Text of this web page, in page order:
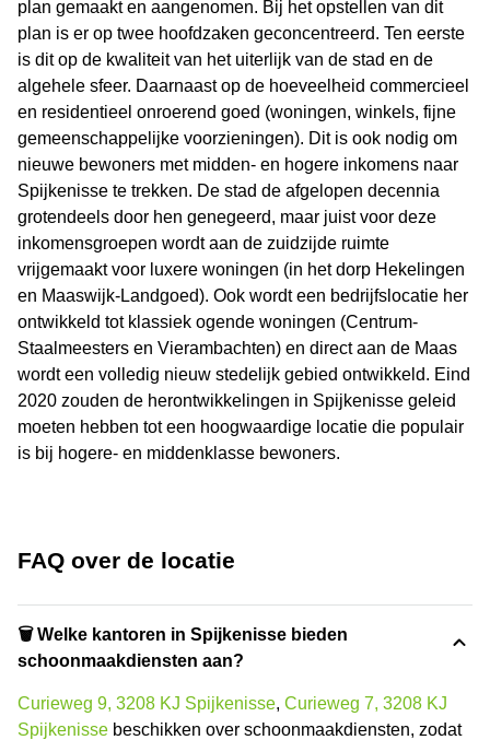
plan gemaakt en aangenomen. Bij het opstellen van dit
plan is er op twee hoofdzaken geconcentreerd. Ten eerste
is dit op de kwaliteit van het uiterlijk van de stad en de
algehele sfeer. Daarnaast op de hoeveelheid commercieel
en residentieel onroerend goed (woningen, winkels, fijne
gemeenschappelijke voorzieningen). Dit is ook nodig om
nieuwe bewoners met midden- en hogere inkomens naar
Spijkenisse te trekken. De stad de afgelopen decennia
grotendeels door hen genegeerd, maar juist voor deze
inkomensgroepen wordt aan de zuidzijde ruimte
vrijgemaakt voor luxere woningen (in het dorp Hekelingen
en Maaswijk-Landgoed). Ook wordt een bedrijfslocatie her
ontwikkeld tot klassiek ogende woningen (Centrum-
Staalmeesters en Vierambachten) en direct aan de Maas
wordt een volledig nieuw stedelijk gebied ontwikkeld. Eind
2020 zouden de herontwikkelingen in Spijkenisse geleid
moeten hebben tot een hoogwaardige locatie die populair
is bij hogere- en middenklasse bewoners.
FAQ over de locatie
🗑 Welke kantoren in Spijkenisse bieden
schoonmaakdiensten aan?
Curieweg 9, 3208 KJ Spijkenisse, Curieweg 7, 3208 KJ
Spijkenisse beschikken over schoonmaakdiensten, zodat